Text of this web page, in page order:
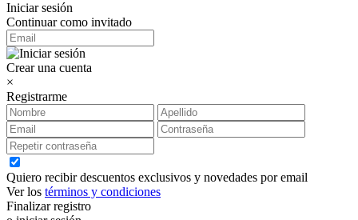
Iniciar sesión
Continuar como invitado
Crear una cuenta
×
Registrarme
Quiero recibir descuentos exclusivos y novedades por email
Ver los términos y condiciones
Finalizar registro